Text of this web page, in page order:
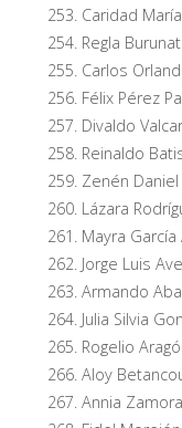
Caridad
Regla
Carlos
Félix Pérez
Divaldo
Reinaldo
Zenén Daniel
Lázara
Mayra García
Jorge Luis
Armando
Julia Silvia
Rogelio
Aloy
Annia